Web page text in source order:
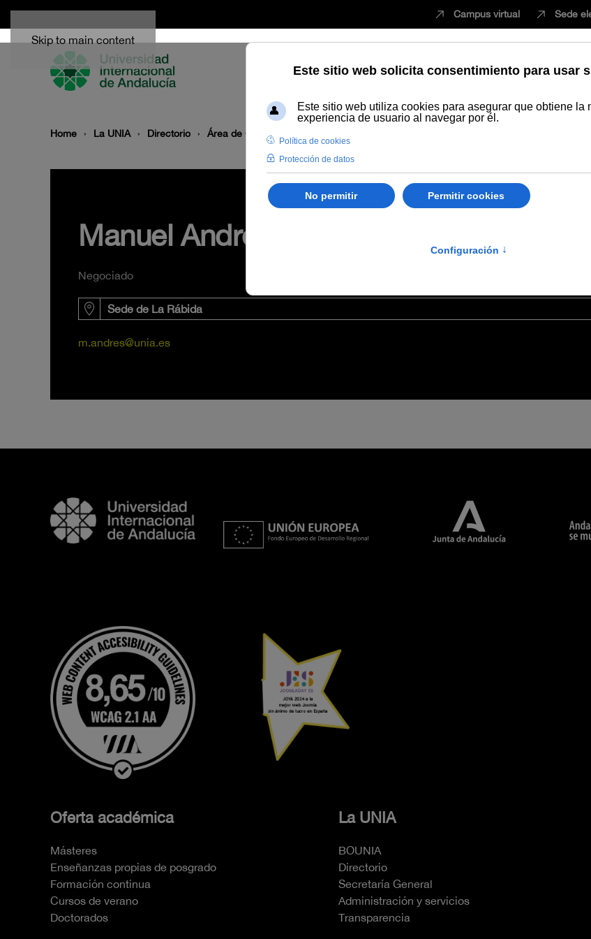
Skip to main content
Campus virtual Sede
EstudiarInnovaciónVida
Home La UNIA Directorio Área de Gestión Académica
Manuel Andrés García
Negociado
Sede de La Rábida
m.andres@unia.es
Oferta académica
Másteres
Enseñanzas propias de posgrado
Formación continua
Cursos de verano
Doctorados
La UNIA
BOUNIA
Directorio
Secretaría General
Administración y servicios
Transparencia